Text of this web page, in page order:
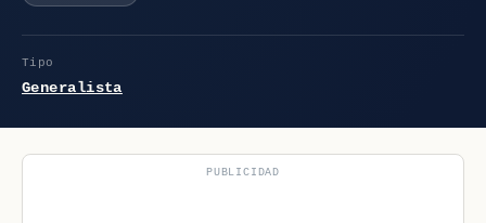
Tipo
Generalista
PUBLICIDAD